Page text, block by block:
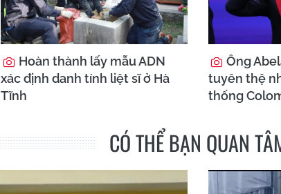
Hoàn thành lấy mẫu ADN
xác định danh tính liệt sĩ ở Hà
Tĩnh
Ông
tuyên thệ
thống
CÓ THỂ BẠN QUAN